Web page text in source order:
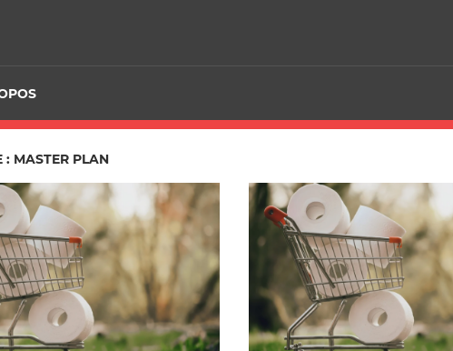
: MASTER PLAN